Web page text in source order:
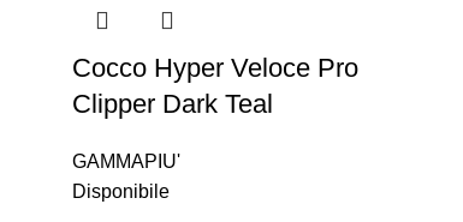
Cocco Hyper Veloce Pro
Clipper Dark Teal
GAMMAPIU'
Disponibile